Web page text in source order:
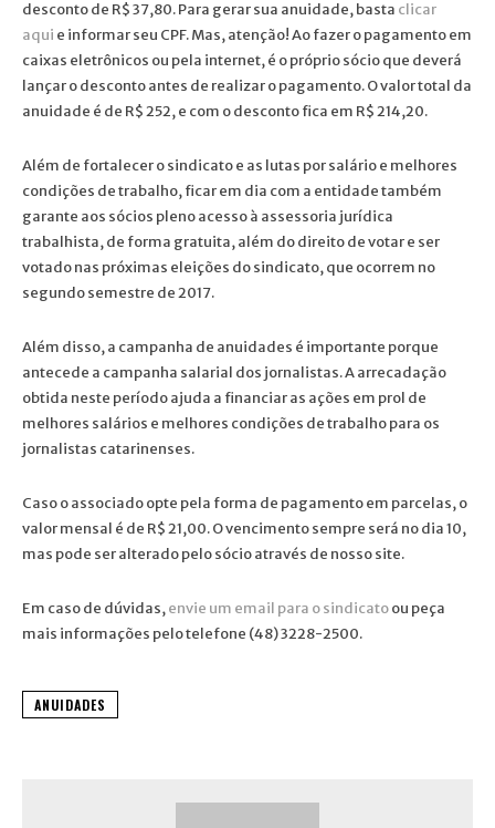
desconto de R$ 37,80. Para gerar sua anuidade, basta clicar
aqui e informar seu CPF. Mas, atenção! Ao fazer o pagamento em
caixas eletrônicos ou pela internet, é o próprio sócio que deverá
lançar o desconto antes de realizar o pagamento. O valor total da
anuidade é de R$ 252, e com o desconto fica em R$ 214,20.
Além de fortalecer o sindicato e as lutas por salário e melhores
condições de trabalho, ficar em dia com a entidade também
garante aos sócios pleno acesso à assessoria jurídica
trabalhista, de forma gratuita, além do direito de votar e ser
votado nas próximas eleições do sindicato, que ocorrem no
segundo semestre de 2017.
Além disso, a campanha de anuidades é importante porque
antecede a campanha salarial dos jornalistas. A arrecadação
obtida neste período ajuda a financiar as ações em prol de
melhores salários e melhores condições de trabalho para os
jornalistas catarinenses.
Caso o associado opte pela forma de pagamento em parcelas, o
valor mensal é de R$ 21,00. O vencimento sempre será no dia 10,
mas pode ser alterado pelo sócio através de nosso site.
Em caso de dúvidas,envie um email para o sindicatoou peça
mais informações pelo telefone (48) 3228-2500.
ANUIDADES